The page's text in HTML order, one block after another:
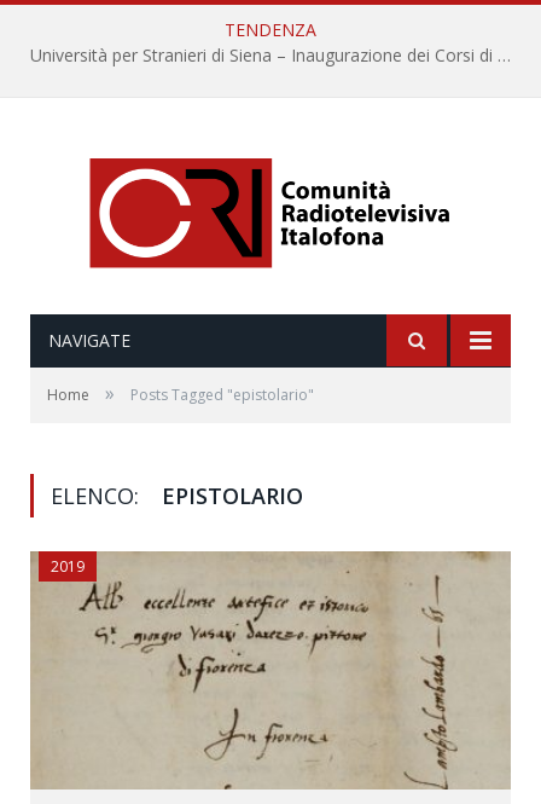
TENDENZA
Università per Stranieri di Siena – Inaugurazione dei Corsi di Lingua e Cultura Italiana, 109a annata
NAVIGATE
Home » Posts Tagged "epistolario"
ELENCO: EPISTOLARIO
2019